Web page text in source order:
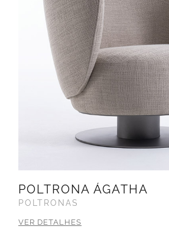
POLTRONA ÁGATHA
POLTRONAS
VER DETALHES